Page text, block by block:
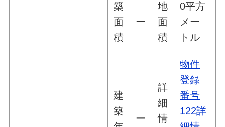
築
面
積
ー
地
面
積
0平方
メー
トル
建
築
ー
詳
細
情
物件
登録
番号
122詳